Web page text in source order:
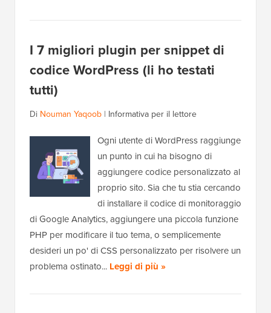
I 7 migliori plugin per snippet di
codice WordPress (li ho testati
tutti)
Di Nouman Yaqoob | Informativa per il lettore
Ogni utente di WordPress raggiunge
un punto in cui ha bisogno di
aggiungere codice personalizzato al
proprio sito. Sia che tu stia cercando
di installare il codice di monitoraggio
di Google Analytics, aggiungere una piccola funzione
PHP per modificare il tuo tema, o semplicemente
desideri un po' di CSS personalizzato per risolvere un
problema ostinato... Leggi di più »